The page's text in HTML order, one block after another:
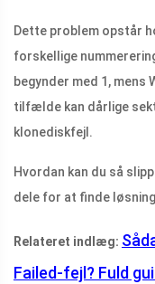
Dette problem opstår
forskellige
begynder med 1, mens
tilfælde kan dårlige
klonediskfejl.
Hvordan kan du så
dele for at finde
Relateret indlæg:
Failed-fejl? Fuld